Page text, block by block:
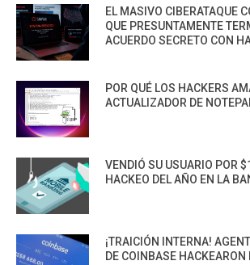
EL MASIVO CIBERATAQUE
QUE PRESUNTAMENTE
ACUERDO SECRETO CON
POR QUÉ LOS HACKERS
ACTUALIZADOR DE
VENDIÓ SU USUARIO POR
HACKEO DEL AÑO EN LA
¡TRAICIÓN INTERNA!
DE COINBASE HACKEARON